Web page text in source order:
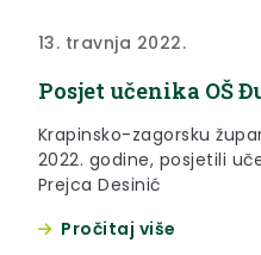
13. travnja 2022.
Posjet učenika OŠ
Krapinsko-zagorsku
2022. godine, posjetili
Prejca Desinić
Pročitaj više